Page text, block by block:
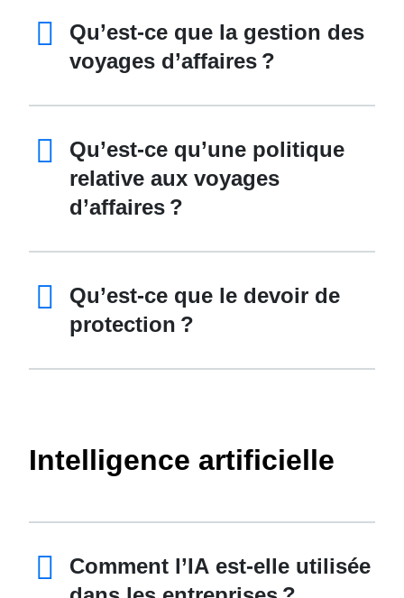
Qu’est-ce que la gestion des
voyages d’affaires ?
Qu’est-ce qu’une politique
relative aux voyages
d’affaires ?
Qu’est-ce que le devoir de
protection ?
Intelligence artificielle
Comment l’IA est-elle utilisée